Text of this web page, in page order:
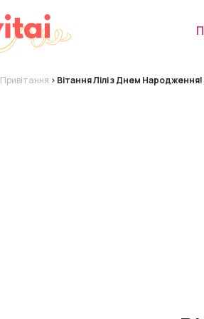
Привітання > Вітання Лілі з Днем Народження!